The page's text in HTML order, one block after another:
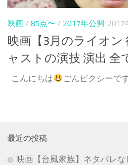
映画 / 85点〜 / 2017年公開 2017
映画【3月のライオン
ャストの演技 演出 全
こんにちは ごんピクシーで
最近の投稿
映画【台風家族】ネタバレ